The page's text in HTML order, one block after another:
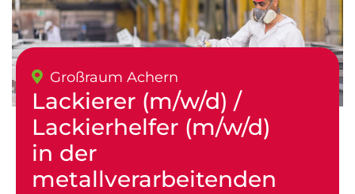
Großraum Achern
Lackierer (m/w/d) /
Lackierhelfer (m/w/d)
in der
metallverarbeitenden